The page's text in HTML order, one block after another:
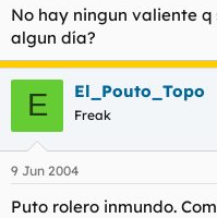
r
e
l
e
a
n
i
o
No hay ningun valiente
algun día?
E El_Pouto_Topo
Freak
9 Jun 2004
Puto rolero inmundo.